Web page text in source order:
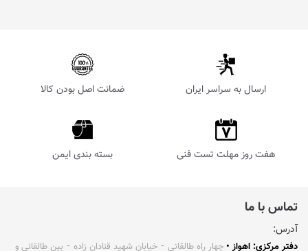
ارسال به سراسر ایران ضمانت اصل بودن کالا
هفت روز مهلت تست فنی بسته بندی ایمن
تماس با ما
آدرس:
دفتر مرکزی: اهواز • چهار راه طالقانی ⁃ خیابان شهید قنادان زاده ⁃ بین طالقانی و